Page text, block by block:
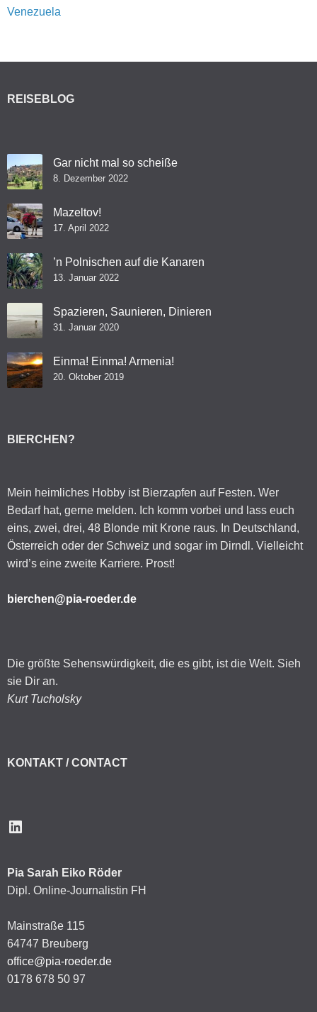
Venezuela
REISEBLOG
Gar nicht mal so scheiße
8. Dezember 2022
Mazeltov!
17. April 2022
’n Polnischen auf die Kanaren
13. Januar 2022
Spazieren, Saunieren, Dinieren
31. Januar 2020
Einma! Einma! Armenia!
20. Oktober 2019
BIERCHEN?
Mein heimliches Hobby ist Bierzapfen auf Festen. Wer
Bedarf hat, gerne melden. Ich komm vorbei und lass euch
eins, zwei, drei, 48 Blonde mit Krone raus. In Deutschland,
Österreich oder der Schweiz und sogar im Dirndl. Vielleicht
wird’s eine zweite Karriere. Prost!
bierchen@pia-roeder.de
Die größte Sehenswürdigkeit, die es gibt, ist die Welt. Sieh
sie Dir an.
Kurt Tucholsky
KONTAKT / CONTACT
LinkedIn
Pia Sarah Eiko Röder
Dipl. Online-Journalistin FH
Mainstraße 115
64747 Breuberg
office@pia-roeder.de
0178 678 50 97